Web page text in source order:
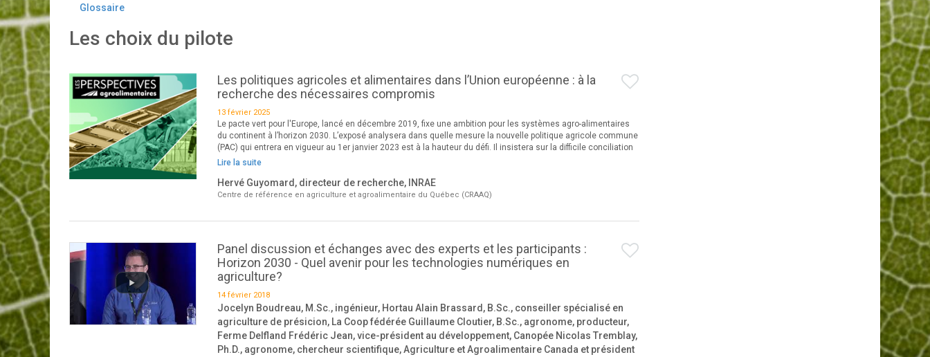
Glossaire
Les choix du pilote
Les politiques agricoles et alimentaires dans l’Union européenne : à la
recherche des nécessaires compromis
13 février 2025
Le pacte vert pour l'Europe, lancé en décembre 2019, fixe une ambition pour les systèmes agro-alimentaires
du continent à l’horizon 2030. L’exposé analysera dans quelle mesure la nouvelle politique agricole commune
(PAC) qui entrera en vigueur au 1er janvier 2023 est à la hauteur du défi. Il insistera sur la difficile conciliation
Lire la suite
Hervé Guyomard, directeur de recherche, INRAE
Centre de référence en agriculture et agroalimentaire du Québec (CRAAQ)
Panel discussion et échanges avec des experts et les participants :
Horizon 2030 - Quel avenir pour les technologies numériques en
agriculture?
14 février 2018
Jocelyn Boudreau, M.Sc., ingénieur, Hortau Alain Brassard, B.Sc., conseiller spécialisé en
agriculture de présicion, La Coop fédérée Guillaume Cloutier, B.Sc., agronome, producteur,
Ferme Delfland Frédéric Jean, vice-président au développement, Canopée Nicolas Tremblay,
Ph.D., agronome, chercheur scientifique, Agriculture et Agroalimentaire Canada et président